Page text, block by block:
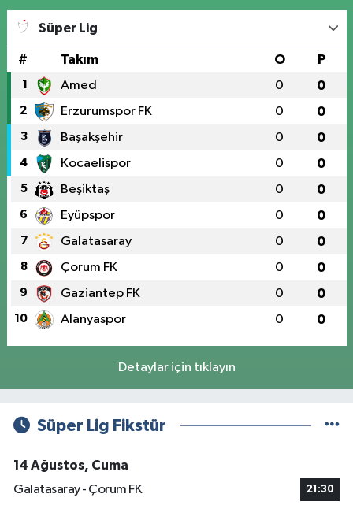
Süper Lig
# Takım O P
1 Amed 0 0
2 Erzurumspor FK 0 0
3 Başakşehir 0 0
4 Kocaelispor 0 0
5 Beşiktaş 0 0
6 Eyüpspor 0 0
7 Galatasaray 0 0
8 Çorum FK 0 0
9 Gaziantep FK 0 0
10 Alanyaspor 0 0
Detaylar için tıklayın
Süper Lig Fikstür
14 Ağustos, Cuma
Galatasaray - Çorum FK
21:30